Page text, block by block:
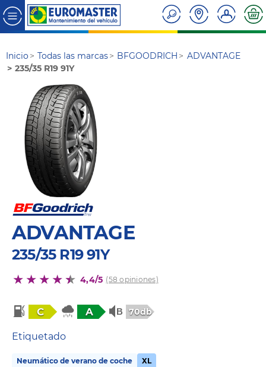
Inicio Todas las marcas BFGOODRICH
ADVANTAGE
235/35 R19 91Y
ADVANTAGE
235/35 R19 91Y
4,4/5 (58 opiniones)
C A 70db
Etiquetado
Neumático de verano de coche XL